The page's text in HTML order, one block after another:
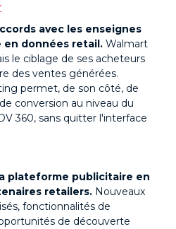
avec les enseignes
en données retail. Walmart
le ciblage de ses acheteurs
des ventes générées.
permet, de son côté, de
conversion au niveau du
360, sans quitter l'interface
plateforme publicitaire en
retailers. Nouveaux
fonctionnalités de
de découverte